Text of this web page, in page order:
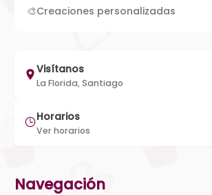
🎨Creaciones personalizadas
Visítanos
La Florida, Santiago
Horarios
Ver horarios
Navegación